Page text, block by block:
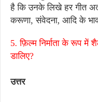
है कि उनके लिखे हर गीत
करूणा, संवेदना, आदि के
5. फ़िल्म निर्माता के रूप में
डालिए?
उत्तर